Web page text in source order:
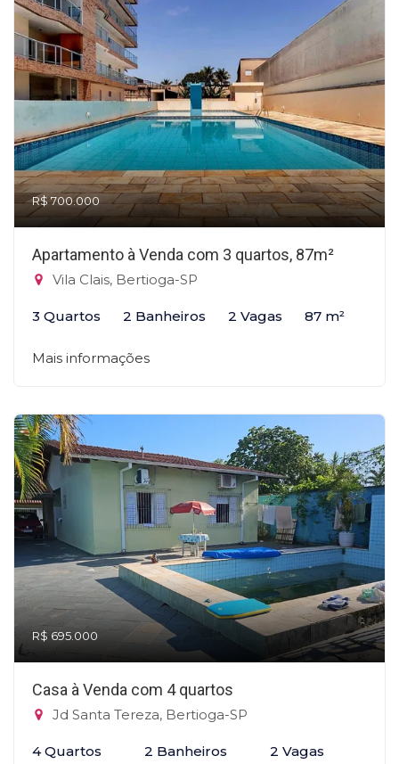
R$ 700.000
Apartamento à Venda com 3 quartos, 87m²
Vila Clais, Bertioga-SP
3 Quartos 2 Banheiros 2 Vagas 87 m²
Mais informações
R$ 695.000
Casa à Venda com 4 quartos
Jd Santa Tereza, Bertioga-SP
4 Quartos 2 Banheiros 2 Vagas